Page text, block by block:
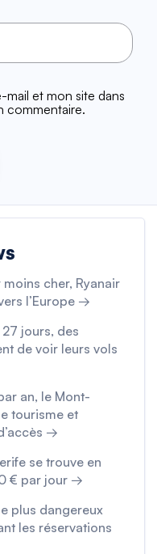
et mon site dans
commentaire.
cher, Ryanair
l’Europe →
jours, des
de voir leurs vols
an, le Mont-
tourisme et
→
se trouve en
€ par jour →
plus dangereux
les réservations